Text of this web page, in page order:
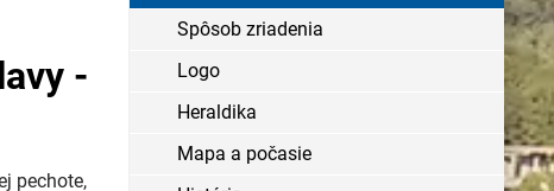
-
pechote,
Spôsob zriadenia
Logo
Heraldika
Mapa a počasie